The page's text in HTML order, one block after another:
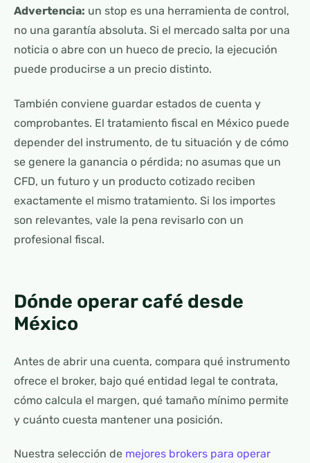
Advertencia: un stop es una herramienta de control,
no una garantía absoluta. Si el mercado salta por una
noticia o abre con un hueco de precio, la ejecución
puede producirse a un precio distinto.
También conviene guardar estados de cuenta y
comprobantes. El tratamiento fiscal en México puede
depender del instrumento, de tu situación y de cómo
se genere la ganancia o pérdida; no asumas que un
CFD, un futuro y un producto cotizado reciben
exactamente el mismo tratamiento. Si los importes
son relevantes, vale la pena revisarlo con un
profesional fiscal.
Dónde operar café desde
México
Antes de abrir una cuenta, compara qué instrumento
ofrece el broker, bajo qué entidad legal te contrata,
cómo calcula el margen, qué tamaño mínimo permite
y cuánto cuesta mantener una posición.
Nuestra selección de mejores brokers para operar